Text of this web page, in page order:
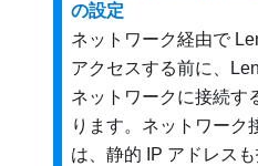
の設定
ネットワーク経由で
アクセスする前に、
ネットワークに接続す
ります。ネットワーク
は、静的 IP アドレス